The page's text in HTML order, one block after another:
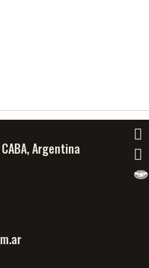
Argentina